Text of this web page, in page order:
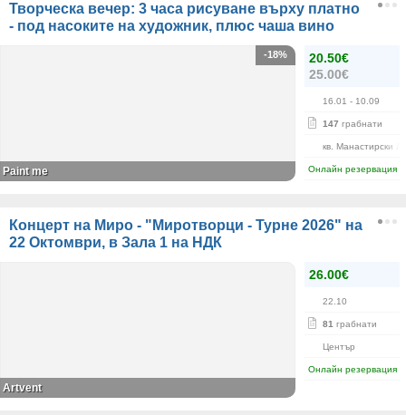
Творческа вечер: 3 часа рисуване върху платно
- под насоките на художник, плюс чаша вино
20.50€
25.00€
16.01 - 10.09
147 грабнати
кв. Манастирски
Онлайн резервация
-18%
Paint me
Концерт на Миро - "Миротворци - Турне 2026" на
22 Октомври, в Зала 1 на НДК
26.00€
22.10
81 грабнати
Център
Онлайн резервация
Artvent